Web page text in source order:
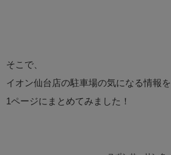
そこで、
イオン仙台店の駐車場の気になる情報を
1ページにまとめてみました！